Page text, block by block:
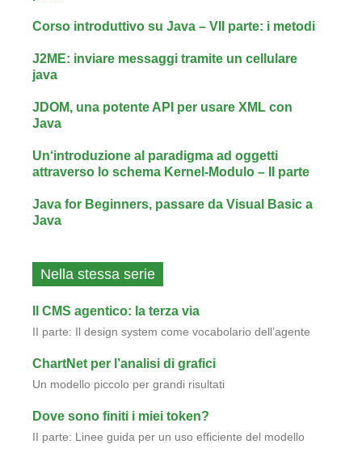
Corso introduttivo su Java – VII parte: i metodi
J2ME: inviare messaggi tramite un cellulare
java
JDOM, una potente API per usare XML con
Java
Un‘introduzione al paradigma ad oggetti
attraverso lo schema Kernel-Modulo – II parte
Java for Beginners, passare da Visual Basic a
Java
Nella stessa serie
Il CMS agentico: la terza via
II parte: Il design system come vocabolario dell’agente
ChartNet per l’analisi di grafici
Un modello piccolo per grandi risultati
Dove sono finiti i miei token?
II parte: Linee guida per un uso efficiente del modello